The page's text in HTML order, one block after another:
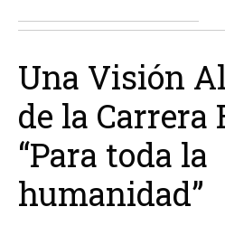
Una Visión
de la Carrera
“Para toda la
humanidad”